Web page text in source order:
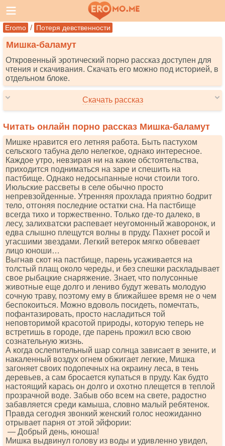
Eromo / Потеря девственности
Мишка-баламут
Откровенный эротический порно рассказ доступен для
чтения и скачивания. Скачать его можно под историей, в
отдельном блоке.
Скачать рассказ
Читать онлайн порно рассказ Мишка-баламут
Мишке нравится его летняя работа. Быть пастухом
сельского табуна дело нелегкое, однако интересное.
Каждое утро, невзирая ни на какие обстоятельства,
приходится подниматься на заре и спешить на
пастбище. Однако недосыпанные ночи стоили того.
Июльские рассветы в селе обычно просто
непревзойденные. Утренняя прохлада приятно бодрит
тело, отгоняя последние остатки сна. На пастбище
всегда тихо и торжественно. Только где-то далеко, в
лесу, залихватски распевает неугомонный жаворонок, и
едва слышно плещутся волны в пруду. Пахнет росой и
угасшими звездами. Легкий ветерок мягко обвевает
лицо юноши…
Выгнав скот на пастбище, парень усаживается на
толстый плащ около череды, и без спешки раскладывает
свое рыбацкие снаряжение. Знает, что полусонные
животные еще долго и лениво будут жевать молодую
сочную траву, поэтому ему в ближайшее время не о чем
беспокоиться. Можно вдоволь посидеть, помечтать,
пофантазировать, просто насладиться той
неповторимой красотой природы, которую теперь не
встретишь в городе, где парень прожил всю свою
сознательную жизнь.
А когда ослепительный шар солнца зависает в зените, и
накаленный воздух огнем обжигает легкие, Мишка
загоняет своих подопечных на окраину леса, в тень
деревьев, а сам бросается купаться в пруду. Как будто
настоящий карась он долго и охотно плещется в теплой
прозрачной воде. Забыв обо всем на свете, радостно
забавляется среди камыша, словно малый ребятенок.
Правда сегодня звонкий женский голос неожиданно
отрывает парня от этой эйфории:
— Добрый день, юноша!
Мишка выдвинул голову из воды и удивленно увидел,